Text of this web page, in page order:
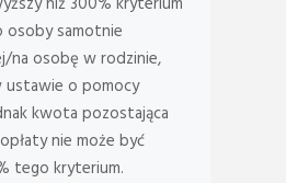
samotnie
na osobę w rodzinie,
ustawie o pomocy
kwota pozostająca
nie może być
tego kryterium.